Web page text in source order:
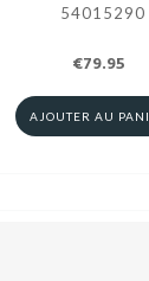
54015290
€79.95
AJOUTER AU